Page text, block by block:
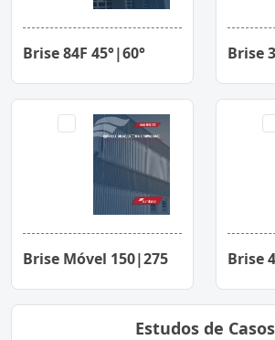
Brise 84F 45°|60° Brise
Brise Móvel 150|275 Brise
Estudos de Casos